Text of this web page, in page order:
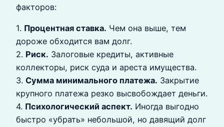
факторов:
1. Процентная ставка. Чем она выше, тем
дороже обходится вам долг.
2. Риск. Залоговые кредиты, активные
коллекторы, риск суда и ареста имущества.
3. Сумма минимального платежа. Закрытие
крупного платежа резко высвобождает деньги.
4. Психологический аспект. Иногда выгодно
быстро «убрать» небольшой, но давящий долг